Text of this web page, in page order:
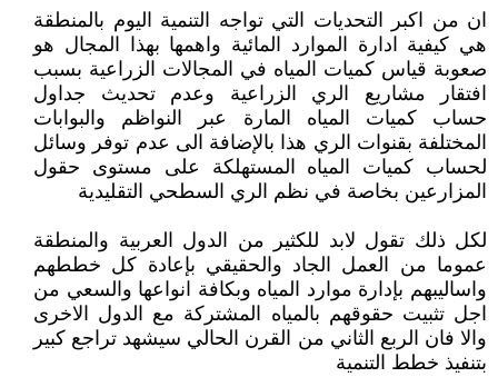
ان من اكبر التحديات التي تواجه التنمية اليوم بالمنطقة
هي كيفية ادارة الموارد المائية واهمها بهذا المجال هو
صعوبة قياس كميات المياه في المجالات الزراعية بسبب
افتقار مشاريع الري الزراعية وعدم تحديث جداول
حساب كميات المياه المارة عبر النواظم والبوابات
المختلفة بقنوات الري هذا بالإضافة الى عدم توفر وسائل
لحساب كميات المياه المستهلكة على مستوى حقول
المزارعين بخاصة في نظم الري السطحي التقليدية
لكل ذلك تقول لابد للكثير من الدول العربية والمنطقة
عموما من العمل الجاد والحقيقي بإعادة كل خططهم
واساليبهم بإدارة موارد المياه وبكافة انواعها والسعي من
اجل تثبيت حقوقهم بالمياه المشتركة مع الدول الاخرى
والا فان الربع الثاني من القرن الحالي سيشهد تراجع كبير
بتنفيذ خطط التنمية